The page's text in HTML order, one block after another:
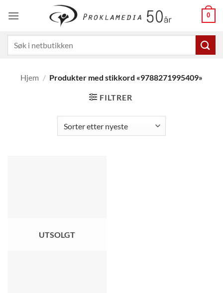
0
etter:
Hjem / Produkter med stikkord «9788271995409»
FILTRER
UTSOLGT